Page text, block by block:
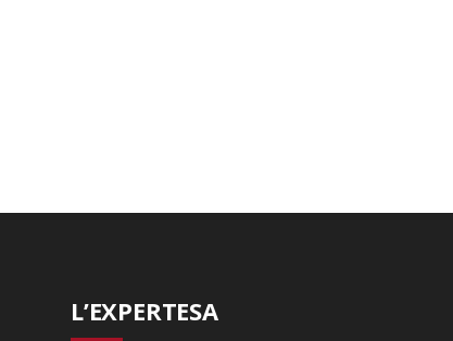
L’EXPERTESA